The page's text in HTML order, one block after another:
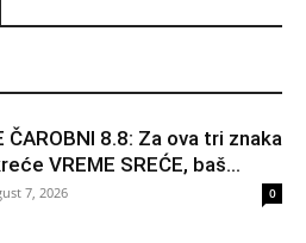
ČAROBNI 8.8: Za ova tri znaka
VREME SREĆE, baš...
7, 2026 0